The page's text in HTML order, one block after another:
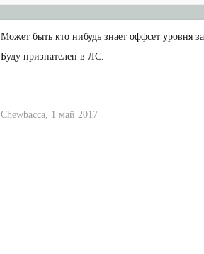
Может быть кто нибудь знает оффсет уровня
Буду признателен в ЛС.
Chewbacca, 1 май 2017